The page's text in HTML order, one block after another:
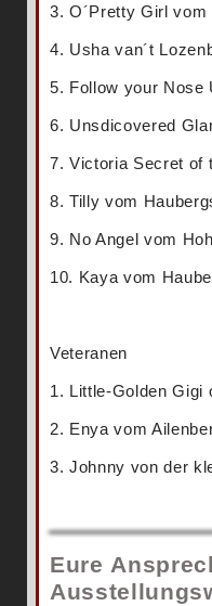
3. O´Pretty Girl
4. Usha van´t
5. Follow your Nose
6. Unsdicovered
7. Victoria Secret of
8. Tilly vom
9. No Angel vom
10. Kaya vom
Veteranen
1. Little-Golden Gigi
2. Enya vom
3. Johnny von der
Eure